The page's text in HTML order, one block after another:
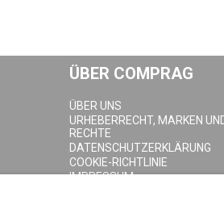
ÜBER COMPRAG
ÜBER UNS
URHEBERRECHT, MARKEN
RECHTE
DATENSCHUTZERKLÄRUNG
COOKIE-RICHTLINIE
IMPRESSUM